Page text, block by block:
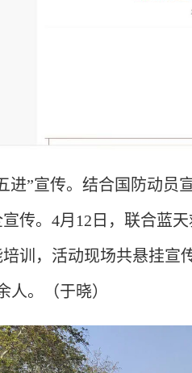
进”宣传。结合国防动员
传。4月12日，联合蓝
训，活动现场共悬挂宣
人。（于晓）